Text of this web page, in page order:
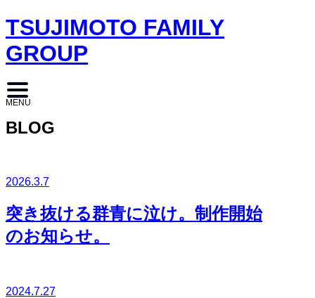
TSUJIMOTO FAMILY
GROUP
MENU
BLOG
2026.3.7
突き抜ける群青に泣け。制作開始
のお知らせ。
2024.7.27